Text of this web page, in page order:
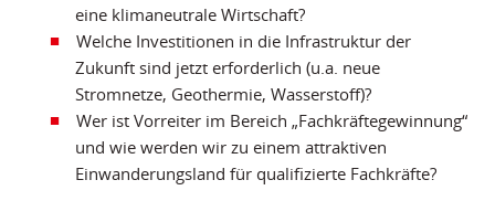
eine klimaneutrale Wirtschaft?
Welche Investitionen in die Infrastruktur der
Zukunft sind jetzt erforderlich (u.a. neue
Stromnetze, Geothermie, Wasserstoff)?
Wer ist Vorreiter im Bereich „Fachkräftegewinnung“
und wie werden wir zu einem attraktiven
Einwanderungsland für qualifizierte Fachkräfte?